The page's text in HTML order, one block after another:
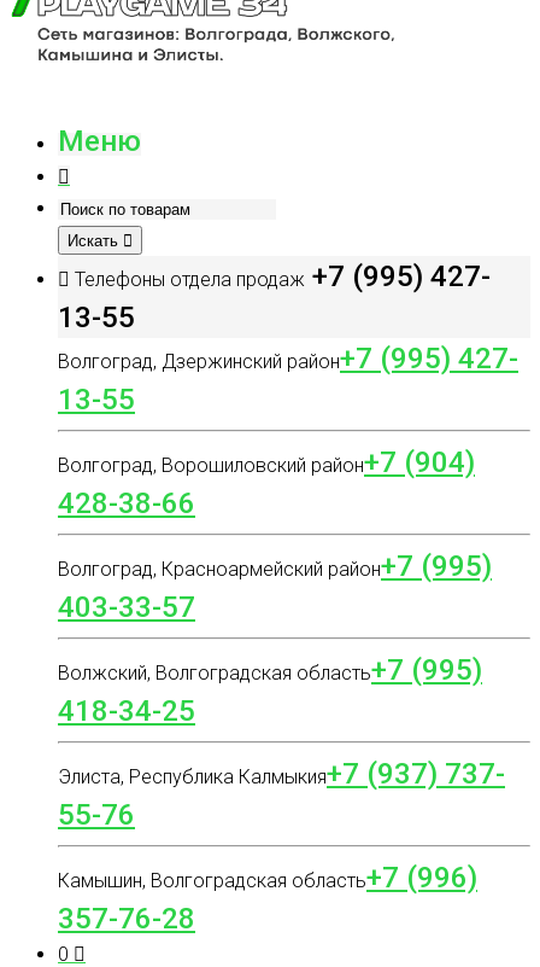
Меню
Искать
Телефоны отдела продаж +7 (995) 427-
13-55
Волгоград, Дзержинский район+7 (995) 427-
13-55
Волгоград, Ворошиловский район+7 (904)
428-38-66
Волгоград, Красноармейский район+7 (995)
403-33-57
Волжский, Волгоградская область+7 (995)
418-34-25
Элиста, Республика Калмыкия+7 (937) 737-
55-76
Камышин, Волгоградская область+7 (996)
357-76-28
0